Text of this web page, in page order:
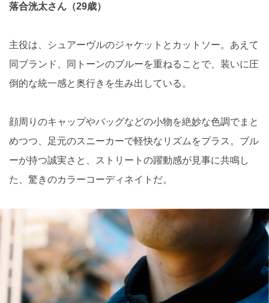
落合洸太さん（29歳）
主役は、シュアーヴルのジャケットとカットソー。あえて
同ブランド、同トーンのブルーを重ねることで、装いに圧
倒的な統一感と奥行きを生み出している。
顔周りのキャップやバッグなどの小物を絶妙な色調でまと
めつつ、足元のスニーカーで軽快なリズムをプラス。ブル
ーが持つ誠実さと、ストリートの躍動感が見事に共鳴し
た、驚きのカラーコーディネイトだ。